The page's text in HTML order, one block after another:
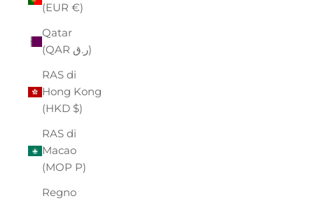
(EUR €)
Qatar
(QAR ر.ق)
RAS di
Hong Kong
(HKD $)
RAS di
Macao
(MOP P)
Regno